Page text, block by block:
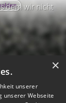
dem wir nicht
×
unserer
unserer Webseite